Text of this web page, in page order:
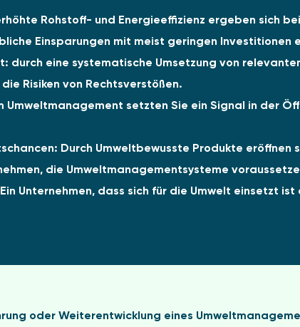
Rohstoff- und Energieeffizienz ergeben sich
Einsparungen mit meist geringen Investitionen
durch eine systematische Umsetzung von
Risiken von Rechtsverstößen.
Umweltmanagement setzten Sie ein Signal in der
Durch Umweltbewusste Produkte eröffnen
die Umweltmanagementsysteme
Ein Unternehmen, dass sich für die Umwelt einsetzt
oder Weiterentwicklung eines